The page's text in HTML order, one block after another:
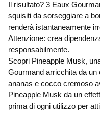
Il risultato? 3 Eaux
squisiti da sorseggiare a
renderà istantaneamente
Attenzione: crea
responsabilmente.
Scopri Pineapple Musk,
Gourmand arricchita da
ananas e cocco cremoso
Pineapple Musk da un
prima di ogni utilizzo per